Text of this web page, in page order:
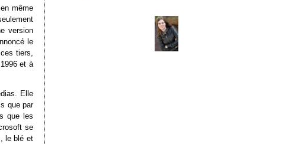
même
version
le
tiers,
et à
Elle
que par
que les
se
le blé et